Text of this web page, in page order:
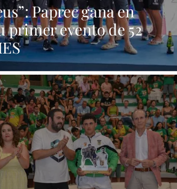
Paprec gana en
primer evento de 52